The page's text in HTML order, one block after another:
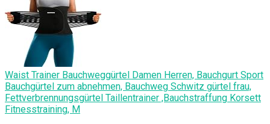
Waist Trainer Bauchweggürtel Damen Herren, Bauchgurt Sport
Bauchgürtel zum abnehmen, Bauchweg Schwitz gürtel frau,
Fettverbrennungsgürtel Taillentrainer ,Bauchstraffung Korsett
Fitnesstraining, M